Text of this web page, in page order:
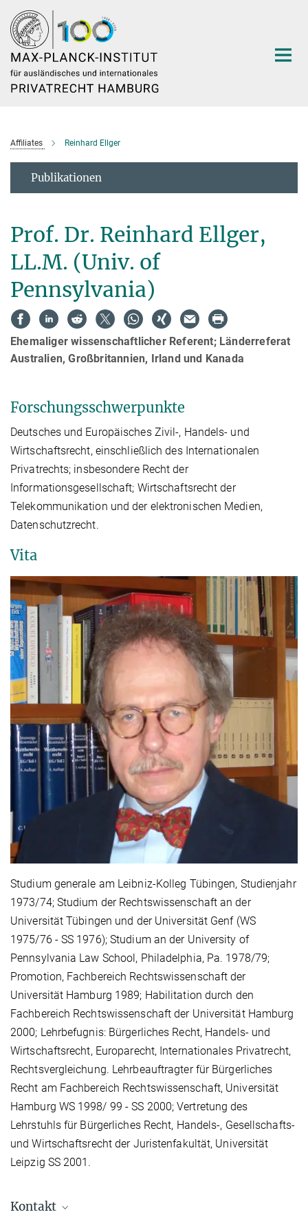
Hauptinhalt
Affiliates Reinhard Ellger
Publikationen
Prof. Dr. Reinhard Ellger,
LL.M. (Univ. of
Pennsylvania)
Ehemaliger wissenschaftlicher Referent; Länderreferat
Australien, Großbritannien, Irland und Kanada
Forschungsschwerpunkte
Deutsches und Europäisches Zivil-, Handels- und
Wirtschaftsrecht, einschließlich des Internationalen
Privatrechts; insbesondere Recht der
Informationsgesellschaft; Wirtschaftsrecht der
Telekommunikation und der elektronischen Medien,
Datenschutzrecht.
Vita
Studium generale am Leibniz-Kolleg Tübingen, Studienjahr
1973/74; Studium der Rechtswissenschaft an der
Universität Tübingen und der Universität Genf (WS
1975/76 - SS 1976); Studium an der University of
Pennsylvania Law School, Philadelphia, Pa. 1978/79;
Promotion, Fachbereich Rechtswissenschaft der
Universität Hamburg 1989; Habilitation durch den
Fachbereich Rechtswissenschaft der Universität Hamburg
2000; Lehrbefugnis: Bürgerliches Recht, Handels- und
Wirtschaftsrecht, Europarecht, Internationales Privatrecht,
Rechtsvergleichung. Lehrbeauftragter für Bürgerliches
Recht am Fachbereich Rechtswissenschaft, Universität
Hamburg WS 1998/ 99 - SS 2000; Vertretung des
Lehrstuhls für Bürgerliches Recht, Handels-, Gesellschafts-
und Wirtschaftsrecht der Juristenfakultät, Universität
Leipzig SS 2001.
Kontakt